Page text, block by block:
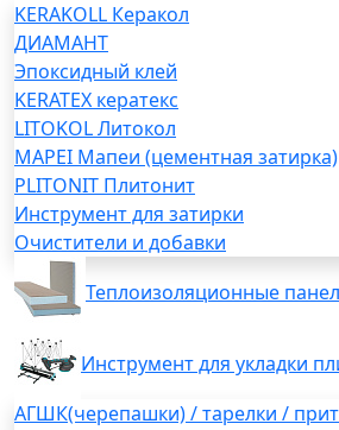
KERAKOLL Керакол
ДИАМАНТ
Эпоксидный клей
KERATEX кератекс
LITOKOL Литокол
MAPEI Мапеи (цементная затирка)
PLITONIT Плитонит
Инструмент для затирки
Очистители и добавки
Теплоизоляционные
Инструмент для укладки
АГШК(черепашки) / тарелки /